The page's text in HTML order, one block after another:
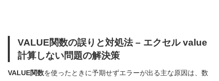
VALUE関数の誤りと対処法 – エクセル value
計算しない問題の解決策
VALUE関数を使ったときに予期せずエラーが出る主な原因は、数